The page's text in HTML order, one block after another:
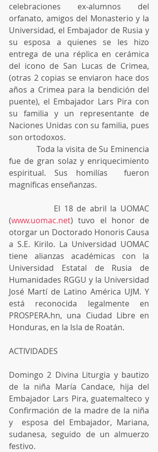
celebraciones ex-alumnos del
orfanato, amigos del Monasterio y la
Universidad, el Embajador de Rusia y
su esposa a quienes se les hizo
entrega de una réplica en cerámica
del icono de San Lucas de Crimea,
(otras 2 copias se enviaron hace dos
años a Crimea para la bendición del
puente), el Embajador Lars Pira con
su familia y un representante de
Naciones Unidas con su familia, pues
son ortodoxos.
fue de gran solaz y enriquecimiento
espiritual. Sus homilías  fueron
magníficas enseñanzas.
(www.uomac.net) tuvo el honor de
otorgar un Doctorado Honoris Causa
a S.E. Kirilo. La Universidad UOMAC
tiene alianzas académicas con la
Universidad Estatal de Rusia de
Humanidades RGGU y la Universidad
José Martí de Latino América UJM. Y
está reconocida legalmente en
PROSPERA.hn, una Ciudad Libre en
Honduras, en la Isla de Roatán.
ACTIVIDADES
Domingo 2 Divina Liturgia y bautizo
de la niña María Candace, hija del
Embajador Lars Pira, guatemalteco y
Confirmación de la madre de la niña
y  esposa del Embajador, Mariana,
sudanesa, seguido de un almuerzo
festivo.